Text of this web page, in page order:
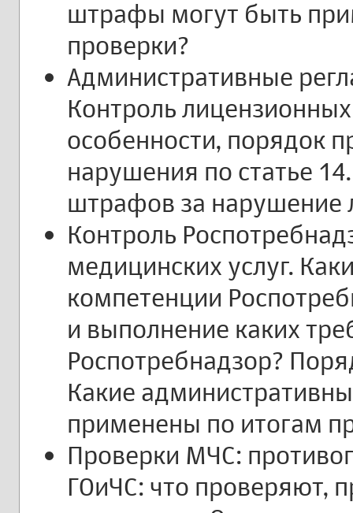
штрафы могут быть
проверки?
Административные
Контроль
особенности, порядок
нарушения по статье
штрафов за нарушение
Контроль
медицинских услуг.
компетенции
и выполнение каких
Роспотребнадзор?
Какие
применены по итогам
Проверки МЧС:
ГОиЧС: что проверяют,